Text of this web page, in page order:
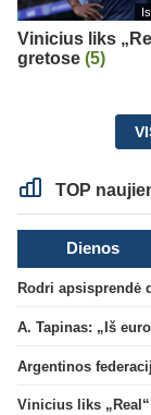
Vinicius liks
gretose (5)
TOP
Dienos
Rodri apsisprendė
Vinicius liks